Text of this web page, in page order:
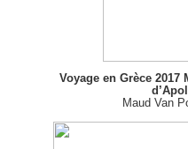
Voyage en Grèce 2017
Maud Van